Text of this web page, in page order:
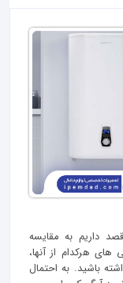
داریم به مقایسه
های هرکدام از آنها،
باشید. به احتمال